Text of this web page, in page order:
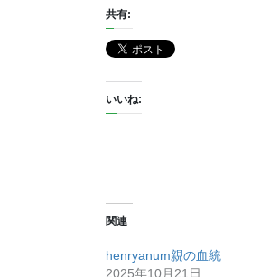
共有:
いいね:
関連
henryanum親の血統
2025年10月21日